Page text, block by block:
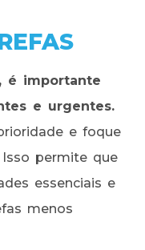
é importante
e urgentes.
e foque
permite que
essenciais e
menos